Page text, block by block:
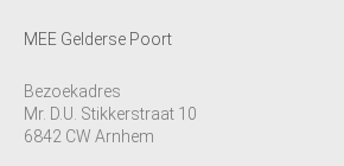
MEE Gelderse Poort
Bezoekadres
Mr. D.U. Stikkerstraat 10
6842 CW Arnhem